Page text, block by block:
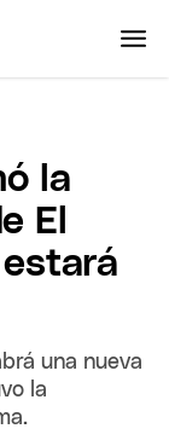
la
El
una nueva
la